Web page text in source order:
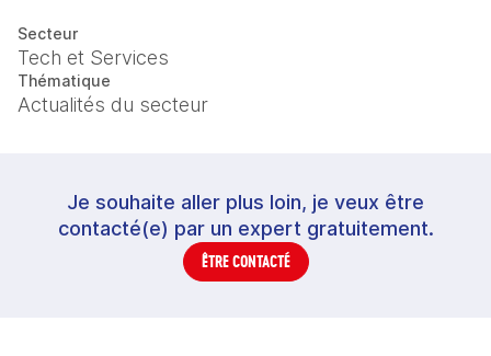
Secteur
Tech et Services
Thématique
Actualités du secteur
Je souhaite aller plus loin, je veux être
contacté(e) par un expert gratuitement.
ÊTRE CONTACTÉ